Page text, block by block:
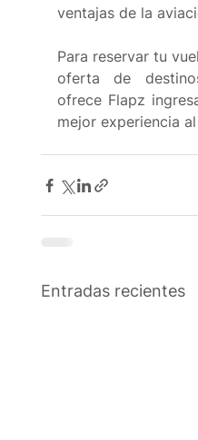
ventajas de la
Para reservar tu
oferta de
ofrece Flapz
mejor experiencia
Entradas recientes